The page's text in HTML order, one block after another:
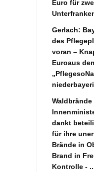
Euro für
Gerlach:
des
voran –
Euroaus
dankt
für ihre
Brände in
Brand in
Kontrolle -